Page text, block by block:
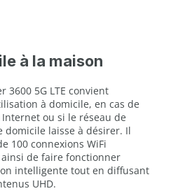
à la maison
3600 5G LTE convient
à domicile, en cas de
ou si le réseau de
domicile laisse à désirer. Il
100 connexions WiFi
de faire fonctionner
intelligente tout en diffusant
UHD.